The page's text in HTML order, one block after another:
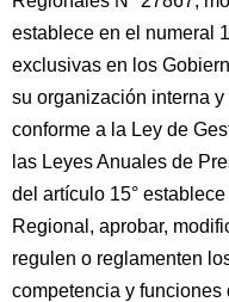
establece en el numeral
exclusivas en los
su organización interna
conforme a la Ley de
las Leyes Anuales de
del artículo 15°
Regional, aprobar,
regulen o reglamenten
competencia y